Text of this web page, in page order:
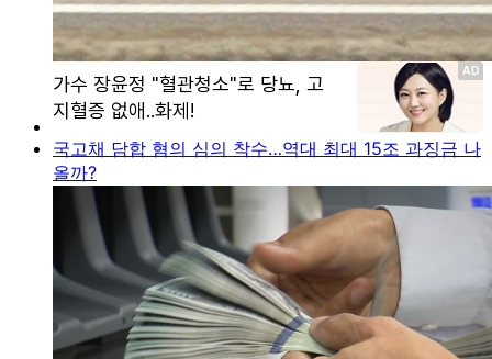
국고채 담합 혐의 심의 착수…역대 최대 15조 과징금 나
올까?